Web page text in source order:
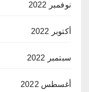
نوفمبر 2022
أكتوبر 2022
سبتمبر 2022
أغسطس 2022